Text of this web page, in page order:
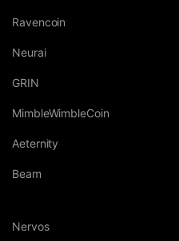
Ravencoin
Neurai
GRIN
MimbleWimbleCoin
Aeternity
Beam
Nervos